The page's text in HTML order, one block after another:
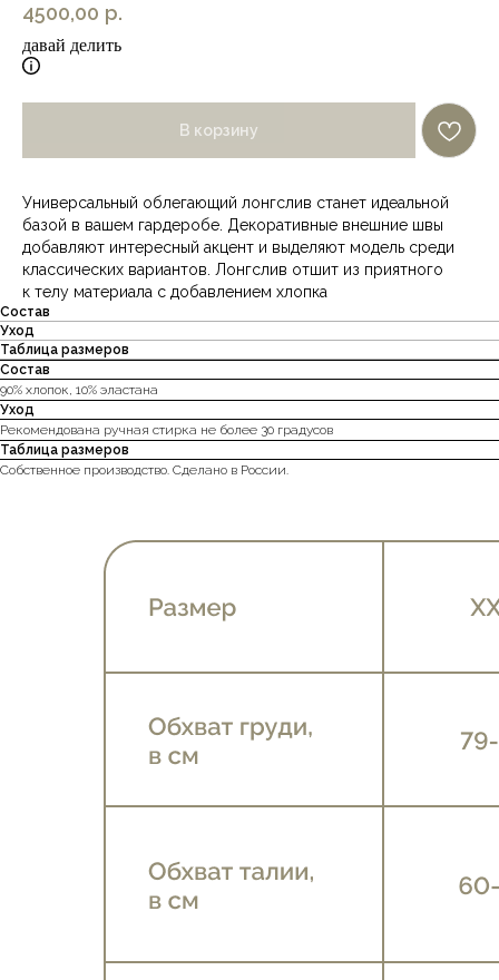
4500,00 р.
давай делить
В корзину
Универсальный облегающий лонгслив станет идеальной
базой в вашем гардеробе. Декоративные внешние швы
добавляют интересный акцент и выделяют модель среди
классических вариантов. Лонгслив отшит из приятного
к телу материала с добавлением хлопка
Состав
Уход
Таблица размеров
Состав
90% хлопок, 10% эластана
Уход
Рекомендована ручная стирка не более 30 градусов
Таблица размеров
Собственное производство. Сделано в России.